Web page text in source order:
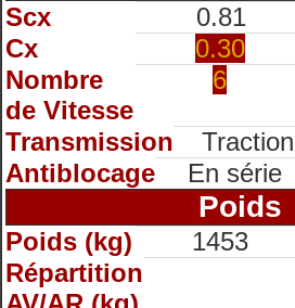
Scx
0.81
Cx
0.30
Nombre
de Vitesse
6
Transmission Traction
Antiblocage
En série
Poids
Poids (kg) 1453
Répartition